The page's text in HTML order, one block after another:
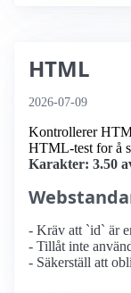
HTML
2026-07-09
Kontrollerer
HTML-test for å
Karakter: 3.50
- Kräv att `id` är
- Tillåt inte
- Säkerställ att